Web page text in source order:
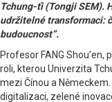
Tchung-ťi (Tongji SEM).
udržitelné transformaci:
budoucnost”.
Profesor FANG
roli, kterou Univerzita
mezi Čínou a
digitalizaci, zelené